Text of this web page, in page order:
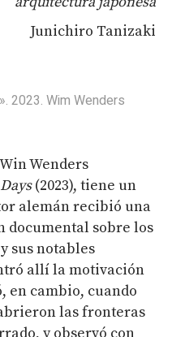
Junichiro Tanizaki
2023. Wim Wenders
Wenders
Days(2023), tiene un
alemán recibió una
sobre los
sus notables
allí la motivación
en cambio, cuando
las fronteras